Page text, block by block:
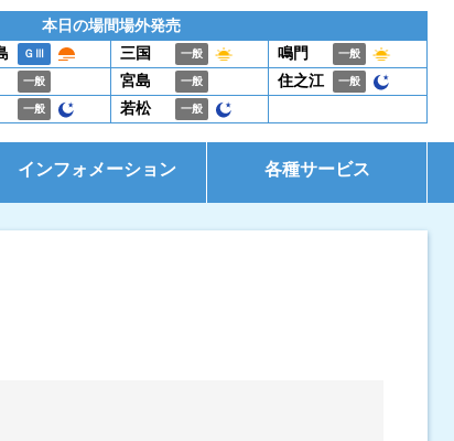
本日の場間場外発売
ＧⅢ 三国 一般 鳴門 一般
一般 宮島 一般 住之江 一般
一般 若松 一般
インフォメーション 各種サービス